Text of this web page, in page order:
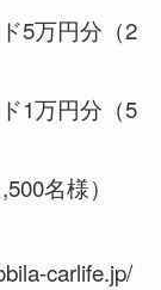
5万円分（2
1万円分（5
名様）
carlife.jp/